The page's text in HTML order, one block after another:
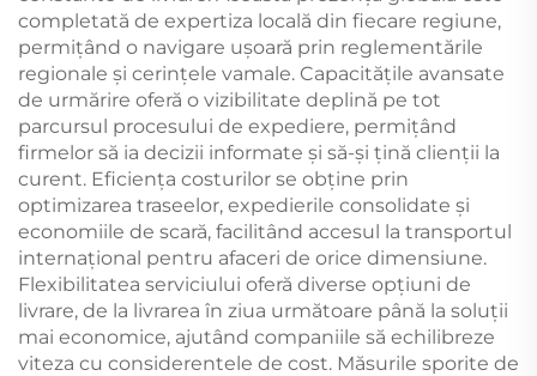
completată de expertiza locală din fiecare regiune,
permițând o navigare ușoară prin reglementările
regionale și cerințele vamale. Capacitățile avansate
de urmărire oferă o vizibilitate deplină pe tot
parcursul procesului de expediere, permițând
firmelor să ia decizii informate și să-și țină clienții la
curent. Eficiența costurilor se obține prin
optimizarea traseelor, expedierile consolidate și
economiile de scară, facilitând accesul la transportul
internațional pentru afaceri de orice dimensiune.
Flexibilitatea serviciului oferă diverse opțiuni de
livrare, de la livrarea în ziua următoare până la soluții
mai economice, ajutând companiile să echilibreze
viteza cu considerentele de cost. Măsurile sporite de